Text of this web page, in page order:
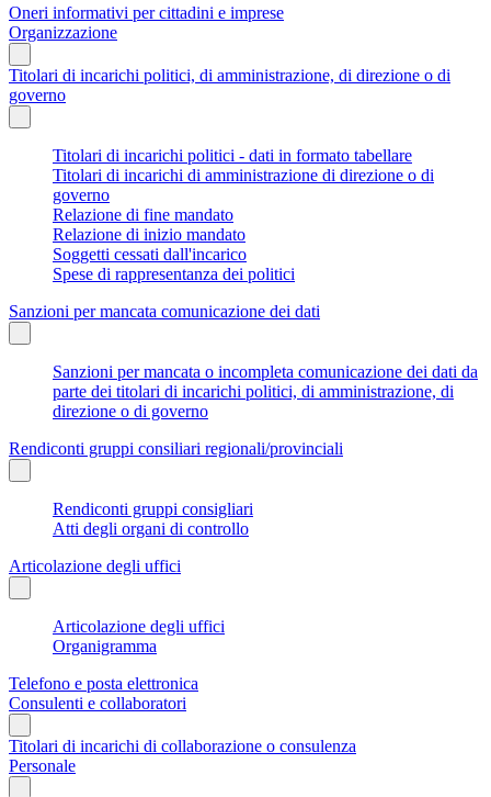
Oneri informativi per cittadini e imprese
Organizzazione
Titolari di incarichi politici, di amministrazione, di direzione o di
governo
Titolari di incarichi politici - dati in formato tabellare
Titolari di incarichi di amministrazione di direzione o di
governo
Relazione di fine mandato
Relazione di inizio mandato
Soggetti cessati dall'incarico
Spese di rappresentanza dei politici
Sanzioni per mancata comunicazione dei dati
Sanzioni per mancata o incompleta comunicazione dei dati da
parte dei titolari di incarichi politici, di amministrazione, di
direzione o di governo
Rendiconti gruppi consiliari regionali/provinciali
Rendiconti gruppi consigliari
Atti degli organi di controllo
Articolazione degli uffici
Articolazione degli uffici
Organigramma
Telefono e posta elettronica
Consulenti e collaboratori
Titolari di incarichi di collaborazione o consulenza
Personale